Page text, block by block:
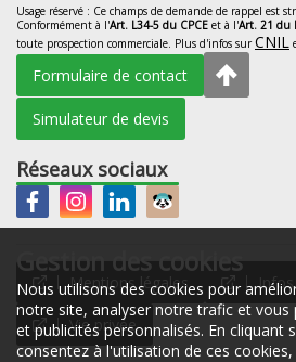
Gestion des cookies
Nous utilisons des cookies pour
notre site, analyser notre trafic et vous
et publicités personnalisés. En cliquant
consentez à l'utilisation de ces
Usage réservé : Ce champs de demande de rappel est
Conformément à l'Art. L34-5 du CPCE et à l'Art. 21 du
toute prospection commerciale. Plus d'infos surCNIL
Formulaire de contact
Simulateur de devis
Réseaux sociaux
Mentions légales
Vie privée